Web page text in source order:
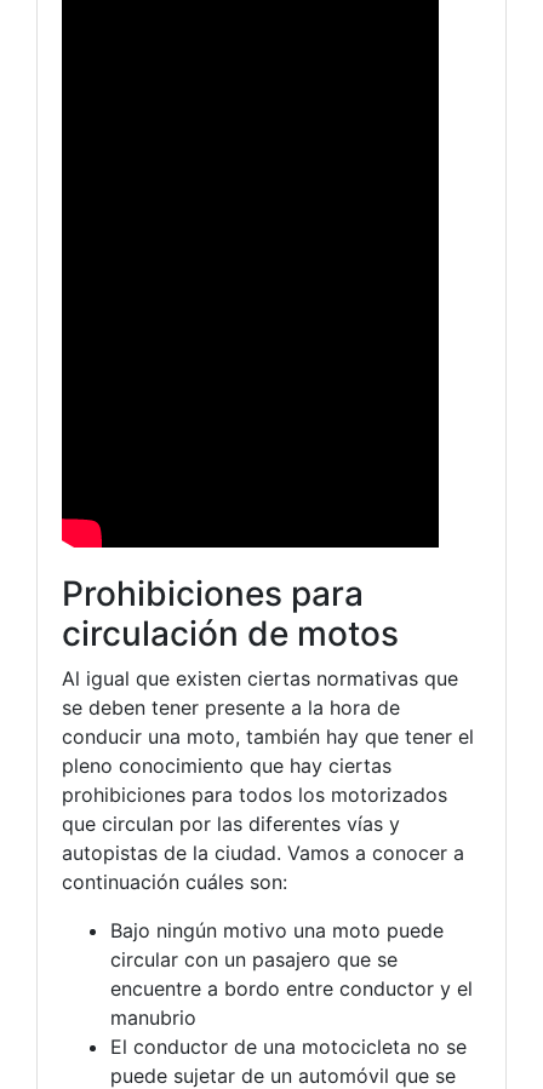
Prohibiciones para
circulación de motos
Al igual que existen ciertas normativas que
se deben tener presente a la hora de
conducir una moto, también hay que tener el
pleno conocimiento que hay ciertas
prohibiciones para todos los motorizados
que circulan por las diferentes vías y
autopistas de la ciudad. Vamos a conocer a
continuación cuáles son:
Bajo ningún motivo una moto puede
circular con un pasajero que se
encuentre a bordo entre conductor y el
manubrio
El conductor de una motocicleta no se
puede sujetar de un automóvil que se